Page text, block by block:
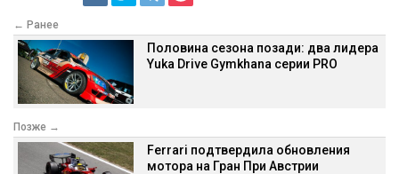
← Ранее
Половина сезона позади: два лидера
Yuka Drive Gymkhana серии PRO
Позже →
Ferrari подтвердила обновления
мотора на Гран При Австрии